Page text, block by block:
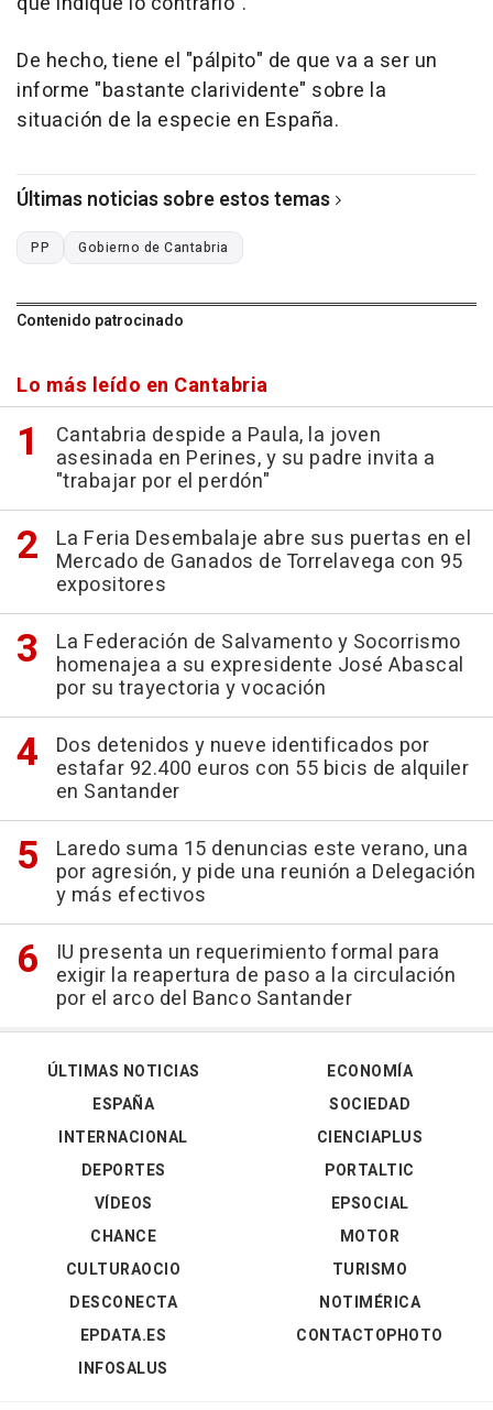
De hecho, tiene el "pálpito" de que va a ser un
informe "bastante clarividente" sobre la
situación de la especie en España.
Últimas noticias sobre estos temas
PP Gobierno de Cantabria
Contenido patrocinado
Lo más leído en Cantabria
Cantabria despide a Paula, la joven
asesinada en Perines, y su padre invita a
"trabajar por el perdón"
La Feria Desembalaje abre sus puertas en el
Mercado de Ganados de Torrelavega con 95
expositores
La Federación de Salvamento y Socorrismo
homenajea a su expresidente José Abascal
por su trayectoria y vocación
Dos detenidos y nueve identificados por
estafar 92.400 euros con 55 bicis de alquiler
en Santander
Laredo suma 15 denuncias este verano, una
por agresión, y pide una reunión a Delegación
y más efectivos
IU presenta un requerimiento formal para
exigir la reapertura de paso a la circulación
por el arco del Banco Santander
ÚLTIMAS NOTICIAS
ESPAÑA
INTERNACIONAL
DEPORTES
VÍDEOS
ECONOMÍA
SOCIEDAD
CIENCIAPLUS
PORTALTIC
EPSOCIAL
CHANCE
CULTURAOCIO
DESCONECTA
EPDATA.ES
INFOSALUS
MOTOR
TURISMO
NOTIMÉRICA
CONTACTOPHOTO